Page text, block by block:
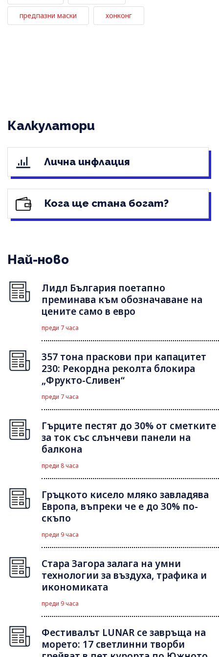
предпазни маски хонконг
Калкулатори
Лична инфлация
Кога ще стана богат?
Най-ново
Лидл България поетапно
преминава към обозначаване на
цените само в евро
преди 7 часа
357 тона праскови при капацитет
230: Рекордна реколта блокира
„Фрукто-Сливен“
преди 7 часа
Гърците пестят до 30% от сметките
за ток със слънчеви панели на
балкона
преди 8 часа
Гръцкото кисело мляко завладява
Европа, въпреки че е до 30% по-
скъпо
преди 9 часа
Стара Загора залага на умни
технологии за въздуха, трафика и
икономиката
преди 9 часа
Фестивалът LUNAR се завръща на
морето: 17 светлинни творби